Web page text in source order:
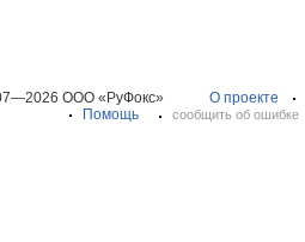
ООО «РуФокс» О проекте
Помощь
сообщить об ошибке